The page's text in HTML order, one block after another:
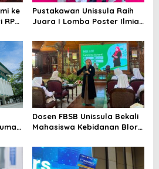
ke
RPL
Pustakawan Unissula Raih
Juara I Lomba Poster Ilmiah
Dosen FBSB Unissula Bekali
Mahasiswa Kebidanan Blora
Public Speaking